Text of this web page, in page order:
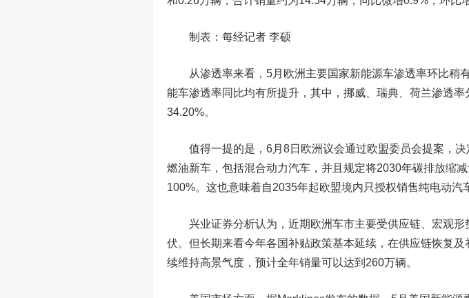
制表：每经记者 李硕
从渗透率来看，5月欧洲主要国家新能源车渗透率环比稍
能车渗透率同比均有所提升，其中，挪威、瑞典、荷兰渗透率
34.20%。
值得一提的是，6月8日欧洲议会通过欧盟委员会提案，
燃油新车，包括混合动力汽车，并且规定将2030年碳排放缩
100%。这也意味着自2035年起欧盟境内只授权销售纯电动汽
兴业证券分析认为，近期欧洲车市主要受供应链、宏观
伏。但长期来看今年各国补贴政策基本延续，在供应链恢复
续维持高景气度，预计全年销量可以达到260万辆。